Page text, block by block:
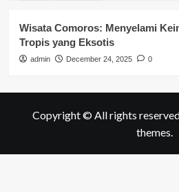
Wisata Comoros: Menyelami
Tropis yang Eksotis
admin December 24, 2025 0
Copyright © All rights
themes.